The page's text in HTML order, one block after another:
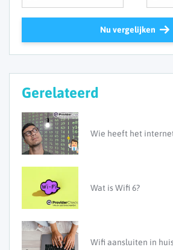
Nu vergelijken
Gerelateerd
Wie heeft het
Wat is Wifi 6?
Wifi aansluiten in